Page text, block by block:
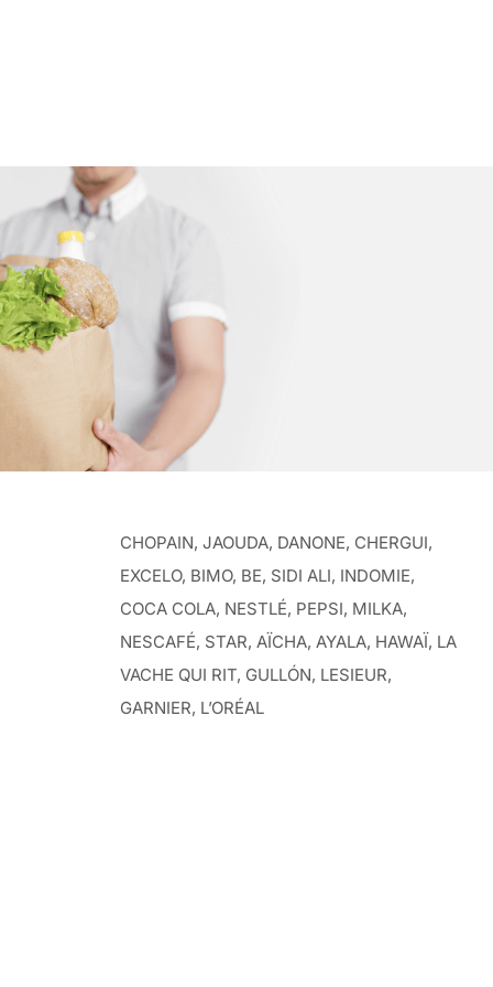
CHOPAIN, JAOUDA, DANONE, CHERGUI,
EXCELO, BIMO, BE, SIDI ALI, INDOMIE,
COCA COLA, NESTLÉ, PEPSI, MILKA,
NESCAFÉ, STAR, AÏCHA, AYALA, HAWAÏ, LA
VACHE QUI RIT, GULLÓN, LESIEUR,
GARNIER, L’ORÉAL